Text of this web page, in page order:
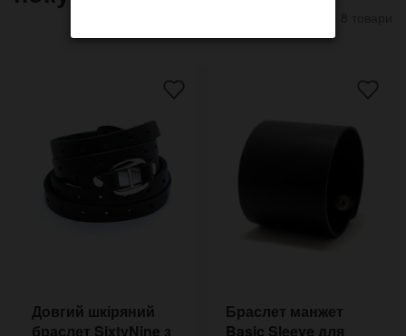
Довгий шкіряний
браслет SixtyNine з
Браслет манжет
Basic Sleeve для